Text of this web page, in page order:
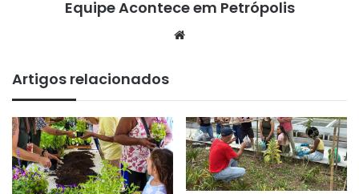
Equipe Acontece em Petrópolis
Artigos relacionados